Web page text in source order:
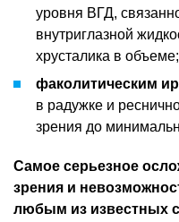
уровня ВГД,
внутриглазной
хрусталика в объеме;
факолитическим
в радужке и
зрения до
Самое серьезное
зрения и
любым из известных